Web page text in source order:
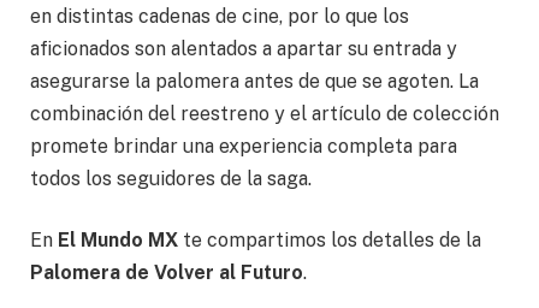
en distintas cadenas de cine, por lo que los
aficionados son alentados a apartar su entrada y
asegurarse la palomera antes de que se agoten. La
combinación del reestreno y el artículo de colección
promete brindar una experiencia completa para
todos los seguidores de la saga.
En El Mundo MX te compartimos los detalles de la
Palomera de Volver al Futuro.